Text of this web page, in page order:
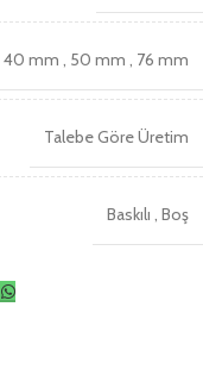
40 mm , 50 mm , 76 mm
Talebe Göre Üretim
Baskılı , Boş